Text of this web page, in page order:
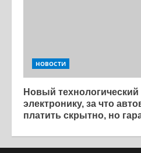
НОВОСТИ
Новый технологический
электронику, за что
платить скрытно, но